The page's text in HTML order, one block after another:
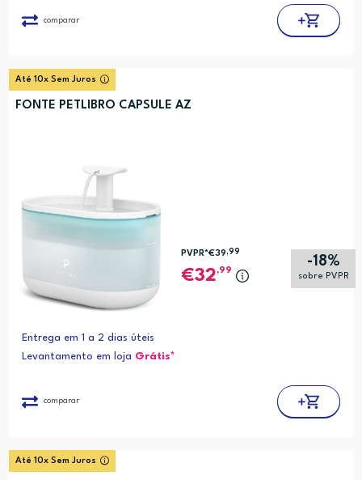
comparar
Até 10x Sem Juros
FONTE PETLIBRO CAPSULE AZ
-18%
sobre PVPR
PVPR*€39,99
32,99
Entrega em 1 a 2 dias úteis
Levantamento em loja Grátis*
comparar
Até 10x Sem Juros